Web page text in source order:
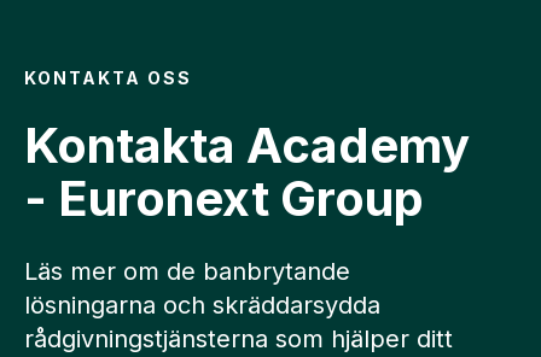
KONTAKTA OSS
Kontakta Academy
- Euronext Group
Läs mer om de banbrytande
lösningarna och skräddarsydda
rådgivningstjänsterna som hjälper ditt